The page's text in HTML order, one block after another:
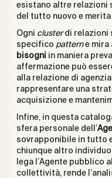
esistano altre relazioni
del tutto nuovo e
Ogni clusterdi relazioni
specifico patterne mira
bisogni in maniera
affermazione può
alla relazione di
rappresentare una
acquisizione e
Infine, in questa
sfera personale dell’
sovrapponibile in tutto
chiunque altro
lega l’Agente pubblico
collettività, rende